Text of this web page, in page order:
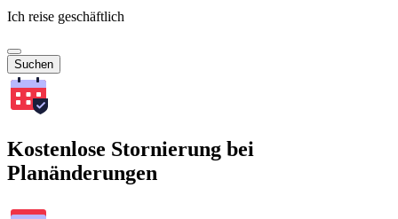
Ich reise geschäftlich
Suchen
Kostenlose Stornierung bei
Planänderungen